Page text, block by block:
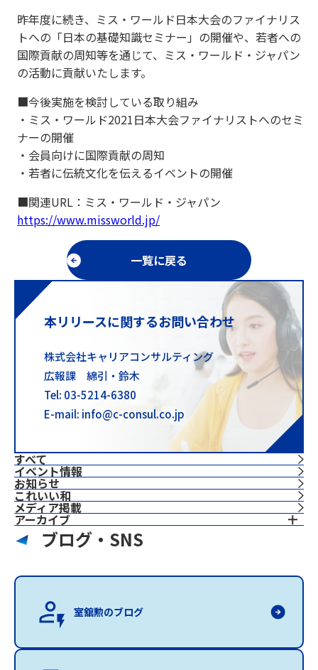
すべて
イベント情報
お知らせ
これいい和
⁨⁩メディア掲載
アーカイブ
昨年度に続き、ミス・ワールド日本大会のファイナリス
トへの「日本の基礎知識セミナー」の開催や、若者への
国際貢献の周知等を通じて、ミス・ワールド・ジャパン
の活動に貢献いたします。
■今後実施を検討している取り組み
・ミス・ワールド2021日本大会ファイナリストへのセミ
ナーの開催
・会員向けに国際貢献の周知
・若者に伝統文化を伝えるイベントの開催
■関連URL：ミス・ワールド・ジャパン
https://www.missworld.jp/
一覧に戻る
本リリースに関するお問い合わせ
株式会社キャリアコンサルティング
広報課 綿引・鈴木
Tel: 03-5214-6380
E-mail: info@c-consul.co.jp
ブログ・SNS
室舘勲のブログ